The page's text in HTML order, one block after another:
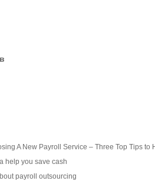
A New Payroll Service – Three Top Tips to
help you save cash
payroll outsourcing